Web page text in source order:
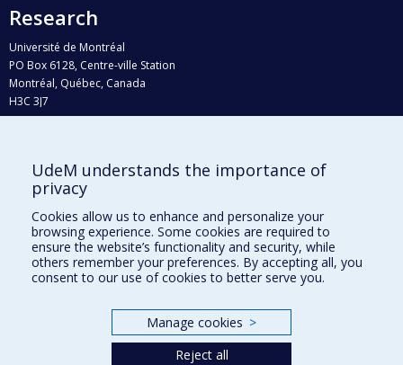
Research
Université de Montréal
PO Box 6128, Centre-ville Station
Montréal, Québec, Canada
H3C 3J7
Who does what?
Find us
Site map
Accessibility
UdeM understands the importance of
privacy
Cookies allow us to enhance and personalize your
browsing experience. Some cookies are required to
ensure the website’s functionality and security, while
others remember your preferences. By accepting all, you
consent to our use of cookies to better serve you.
Manage cookies >
Reject all